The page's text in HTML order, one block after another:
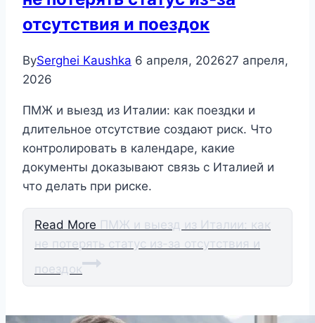
отсутствия и поездок
BySerghei Kaushka 6 апреля, 202627 апреля,
2026
ПМЖ и выезд из Италии: как поездки и
длительное отсутствие создают риск. Что
контролировать в календаре, какие
документы доказывают связь с Италией и
что делать при риске.
Read More ПМЖ и выезд из Италии: как
не потерять статус из-за отсутствия и
поездок